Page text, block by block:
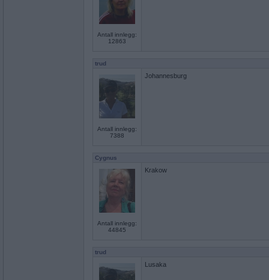
Antall innlegg:
12863
trud
Antall innlegg:
7388
Johannesburg
Cygnus
Antall innlegg:
44845
Krakow
trud
Lusaka